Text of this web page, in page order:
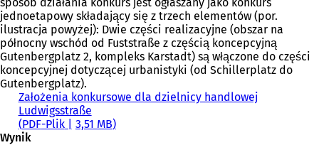
jednoetapowy składający się z trzech elementów (por.
ilustracja powyżej): Dwie części realizacyjne (obszar na
północny wschód od Fuststraße z częścią koncepcyjną
Gutenbergplatz 2, kompleks Karstadt) są włączone do części
koncepcyjnej dotyczącej urbanistyki (od Schillerplatz do
Gutenbergplatz).
Założenia konkursowe dla dzielnicy handlowej
Ludwigsstraße
PDF-Plik
3,51 MB
Wynik